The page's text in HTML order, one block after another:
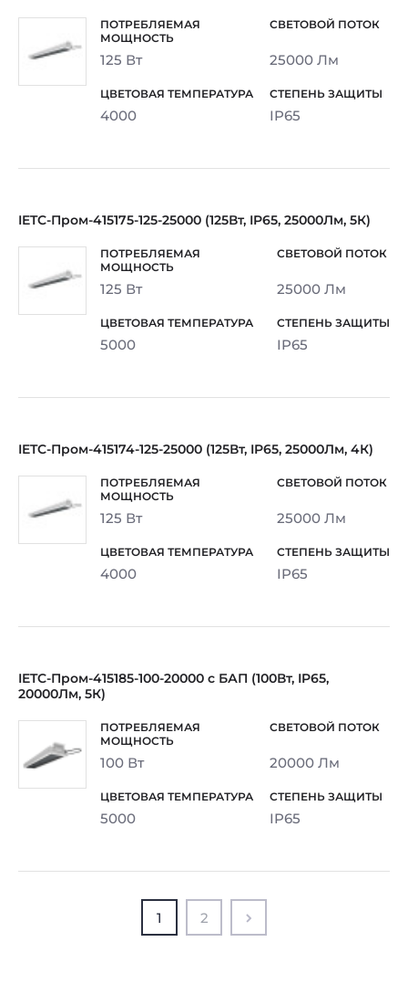
125 Вт 25000 Лм
4000 IP65
IETC-Пром-415175-125-25000 (125Вт, IP65, 25000Лм, 5К)
125 Вт 25000 Лм
5000 IP65
IETC-Пром-415174-125-25000 (125Вт, IP65, 25000Лм, 4К)
125 Вт 25000 Лм
4000 IP65
IETC-Пром-415185-100-20000 с БАП (100Вт, IP65,
20000Лм, 5К)
100 Вт 20000 Лм
5000 IP65
1 2